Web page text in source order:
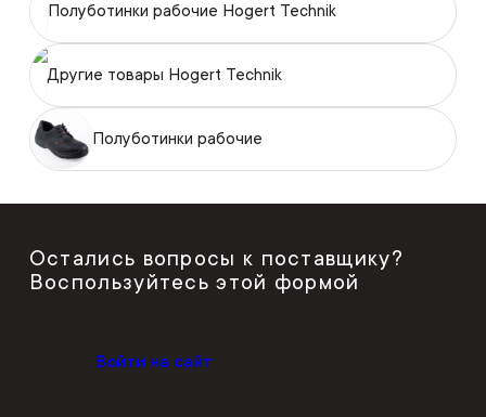
Полуботинки рабочие Hogert Technik
Другие товары Hogert Technik
Полуботинки рабочие
Остались вопросы к поставщику?
Воспользуйтесь этой формой
Войти на сайт